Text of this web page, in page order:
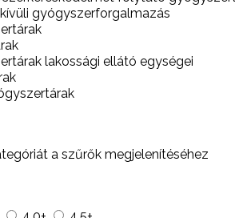
gyógyszerforgalmazás
lakossági ellátó egységei
a szűrők megjelenítéséhez